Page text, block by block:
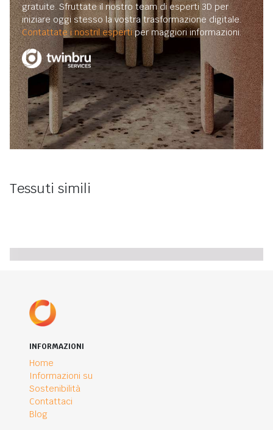
gratuite. Sfruttate il nostro team di esperti 3D per
iniziare oggi stesso la vostra trasformazione digitale.
Contattate i nostril espertiper maggiori informazioni.
Tessuti simili
INFORMAZIONI
Home
Informazioni su
Sostenibilità
Contattaci
Blog